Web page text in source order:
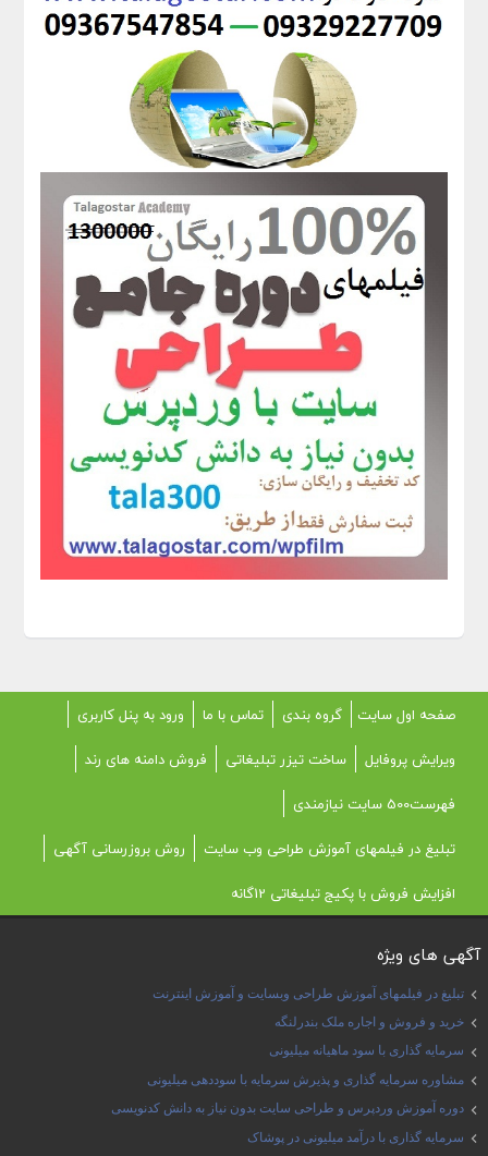
صفحه اول سایت گروه بندی تماس با ما
ورود به پنل کاربری
ویرایش پروفایل
ساخت تیزر تبلیغاتی
فروش دامنه های رند
فهرست500 سایت نیازمندی
تبلیغ در فیلمهای آموزش طراحی وب سایت
روش بروزرسانی آگهی
افزایش فروش با پکیج تبلیغاتی 12گانه
آگهی های ویژه
تبلیغ در فیلمهای آموزش طراحی وبسایت و آموزش اینترنت
خرید و فروش و اجاره ملک بندرلنگه
سرمایه گذاری با سود ماهیانه میلیونی
مشاوره سرمایه گذاری و پذیرش سرمایه با سوددهی میلیونی
دوره آموزش وردپرس و طراحی سایت بدون نیاز به دانش کدنویسی
سرمایه گذاری با درآمد میلیونی در پوشاک